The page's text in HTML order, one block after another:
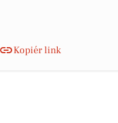
Kopiér link